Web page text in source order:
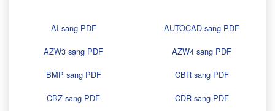
AI sang PDF
AUTOCAD sang PDF
AZW3 sang PDF
AZW4 sang PDF
BMP sang PDF
CBR sang PDF
CBZ sang PDF
CDR sang PDF